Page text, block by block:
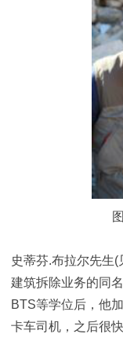
史蒂芬.布拉尔先生
建筑拆除业务的同
BTS等学位后，他
卡车司机，之后很